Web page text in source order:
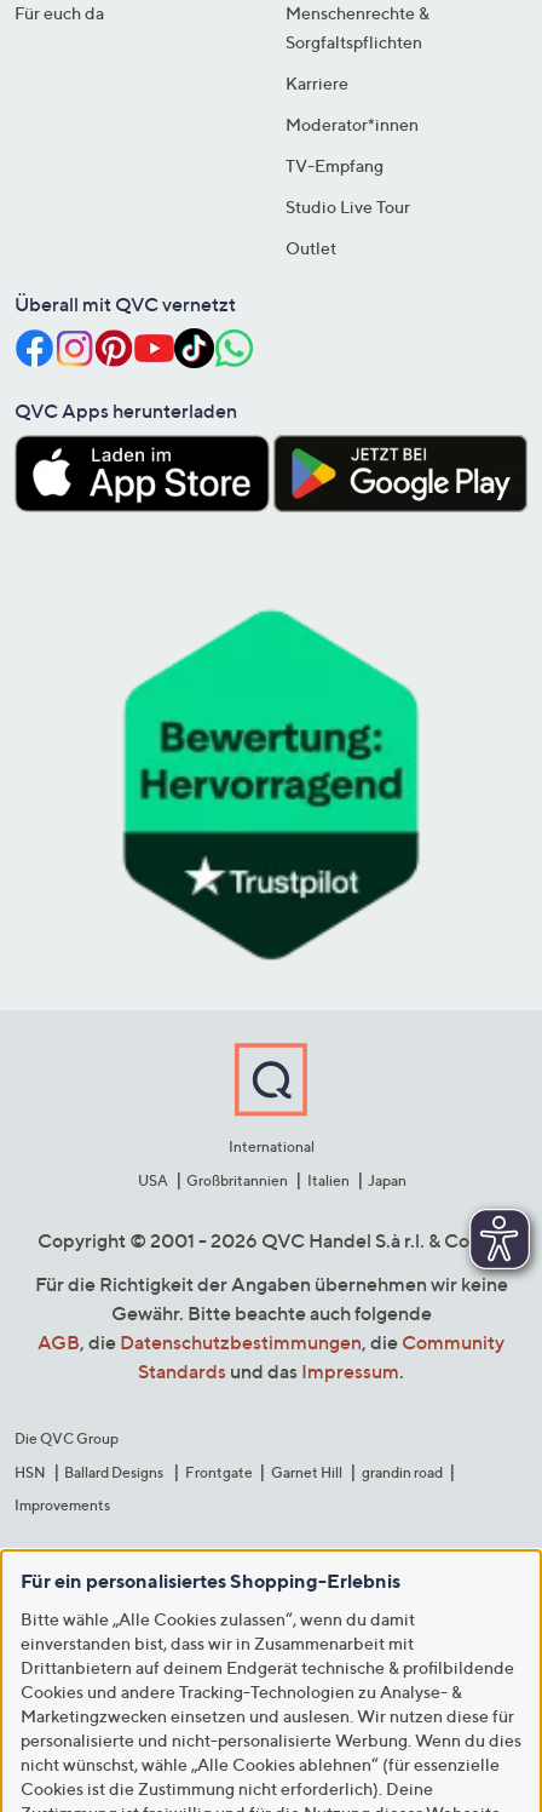
Für euch da
Menschenrechte &
Sorgfaltspflichten
Karriere
Moderator*innen
TV-Empfang
Studio Live Tour
Outlet
Überall mit QVC vernetzt
QVC Apps herunterladen
International
USA
Großbritannien Italien Japan
Copyright © 2001 - 2026 QVC Handel S.à r.l. & Co. KG
Für die Richtigkeit der Angaben übernehmen wir keine
Gewähr. Bitte beachte auch folgende
AGB, die Datenschutzbestimmungen, die Community
Standards und das Impressum.
Die QVC Group
HSN
Ballard Designs Frontgate Garnet Hill
grandin road
Improvements
Für ein personalisiertes Shopping-Erlebnis
Bitte wähle „Alle Cookies zulassen“, wenn du damit
einverstanden bist, dass wir in Zusammenarbeit mit
Drittanbietern auf deinem Endgerät technische & profilbildende
Cookies und andere Tracking-Technologien zu Analyse- &
Marketingzwecken einsetzen und auslesen. Wir nutzen diese für
personalisierte und nicht-personalisierte Werbung. Wenn du dies
nicht wünschst, wähle „Alle Cookies ablehnen“ (für essenzielle
Cookies ist die Zustimmung nicht erforderlich). Deine